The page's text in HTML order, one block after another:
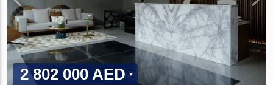
2 802 000 AED